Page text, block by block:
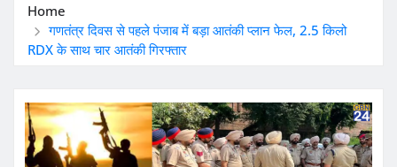
Home
गणतंत्र दिवस से पहले पंजाब में बड़ा आतंकी प्लान फेल, 2.5 किलो
RDX के साथ चार आतंकी गिरफ्तार